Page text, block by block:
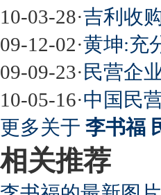
10-03-28·吉利收
09-12-02·黄坤:充
09-09-23· 民营企
10-05-16·中国民
更多关于 李书福
相关推荐